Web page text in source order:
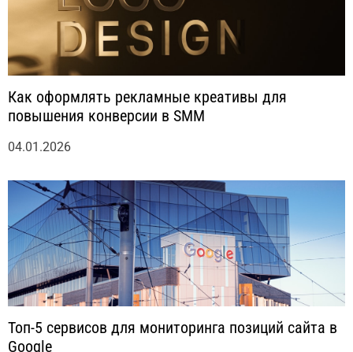
Как оформлять рекламные креативы для
повышения конверсии в SMM
04.01.2026
Топ-5 сервисов для мониторинга позиций сайта в
Google